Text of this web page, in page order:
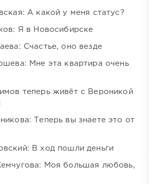
А какой у меня статус?
Я в Новосибирске
Счастье, оно везде
Мне эта квартира очень
теперь живёт с Вероникой
Теперь вы знаете это от
В ход пошли деньги
Моя большая любовь,